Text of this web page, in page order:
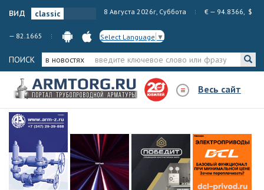
вид 8 Августа 2026г, Суббота € — 94.8366, $
— 82.1665 Select Language ▼
ПОИСК в новостях
Весь сайт